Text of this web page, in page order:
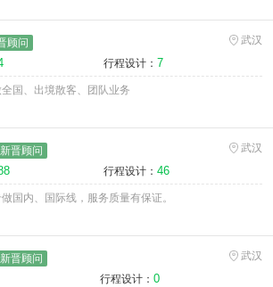
顾问
武汉
行程设计： 7
国、出境散客、团队业务
新晋顾问
武汉
行程设计： 46
国内、国际线，服务质量有保证。
新晋顾问
武汉
行程设计： 0